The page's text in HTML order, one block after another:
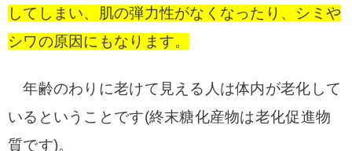
してしまい、肌の弾力性がなくなったり、シミや
シワの原因にもなります。
年齢のわりに老けて見える人は体内が老化して
いるということです(終末糖化産物は老化促進物
質です)。